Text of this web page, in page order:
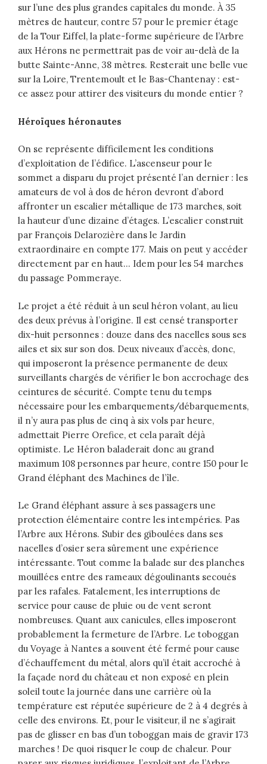
sur l’une des plus grandes capitales du monde. À 35
mètres de hauteur, contre 57 pour le premier étage
de la Tour Eiffel, la plate-forme supérieure de l’Arbre
aux Hérons ne permettrait pas de voir au-delà de la
butte Sainte-Anne, 38 mètres. Resterait une belle vue
sur la Loire, Trentemoult et le Bas-Chantenay : est-
ce assez pour attirer des visiteurs du monde entier ?
Héroïques héronautes
On se représente difficilement les conditions
d’exploitation de l’édifice. L’ascenseur pour le
sommet a disparu du projet présenté l’an dernier : les
amateurs de vol à dos de héron devront d’abord
affronter un escalier métallique de 173 marches, soit
la hauteur d’une dizaine d’étages. L’escalier construit
par François Delarozière dans le Jardin
extraordinaire en compte 177. Mais on peut y accéder
directement par en haut… Idem pour les 54 marches
du passage Pommeraye.
Le projet a été réduit à un seul héron volant, au lieu
des deux prévus à l’origine. Il est censé transporter
dix-huit personnes : douze dans des nacelles sous ses
ailes et six sur son dos. Deux niveaux d’accès, donc,
qui imposeront la présence permanente de deux
surveillants chargés de vérifier le bon accrochage des
ceintures de sécurité. Compte tenu du temps
nécessaire pour les embarquements/débarquements,
il n’y aura pas plus de cinq à six vols par heure,
admettait Pierre Orefice, et cela paraît déjà
optimiste. Le Héron baladerait donc au grand
maximum 108 personnes par heure, contre 150 pour le
Grand éléphant des Machines de l’île.
Le Grand éléphant assure à ses passagers une
protection élémentaire contre les intempéries. Pas
l’Arbre aux Hérons. Subir des giboulées dans ses
nacelles d’osier sera sûrement une expérience
intéressante. Tout comme la balade sur des planches
mouillées entre des rameaux dégoulinants secoués
par les rafales. Fatalement, les interruptions de
service pour cause de pluie ou de vent seront
nombreuses. Quant aux canicules, elles imposeront
probablement la fermeture de l’Arbre. Le toboggan
du Voyage à Nantes a souvent été fermé pour cause
d’échauffement du métal, alors qu’il était accroché à
la façade nord du château et non exposé en plein
soleil toute la journée dans une carrière où la
température est réputée supérieure de 2 à 4 degrés à
celle des environs. Et, pour le visiteur, il ne s’agirait
pas de glisser en bas d’un toboggan mais de gravir 173
marches ! De quoi risquer le coup de chaleur. Pour